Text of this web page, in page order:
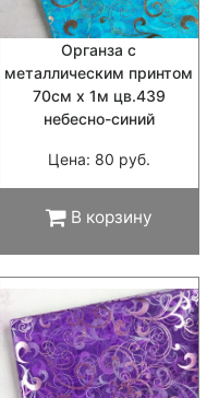
Органза с
металлическим принтом
70см х 1м цв.439
небесно-синий
Цена: 80 руб.
В корзину